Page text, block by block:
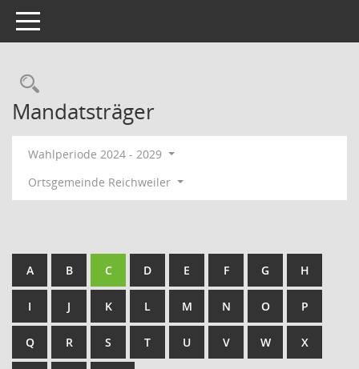
Toggle navigation
Rechercheauswahl
Mandatsträger
Wahlperiode 2024 - 2029
Ortsgemeinde Reichweiler
A B C D E F G H
I J K L M N O P
Q R S T U V W X